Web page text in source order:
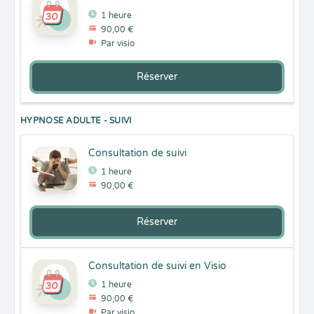
1 heure
90,00 €
Par visio
Réserver
HYPNOSE ADULTE - SUIVI
Consultation de suivi
1 heure
90,00 €
Réserver
Consultation de suivi en Visio
1 heure
90,00 €